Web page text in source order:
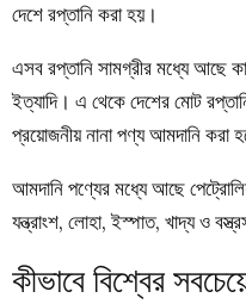
দেশে রপ্তানি করা হয়।
এসব রপ্তানি সামগ্রীর মধ্যে আছে
ইত্যাদি। এ থেকে দেশের মোট
প্রয়োজনীয় নানা পণ্য আমদানি করা
আমদানি পণ্যের মধ্যে আছে
যন্ত্রাংশ, লোহা, ইস্পাত, খাদ্য ও
কীভাবে বিশ্বের